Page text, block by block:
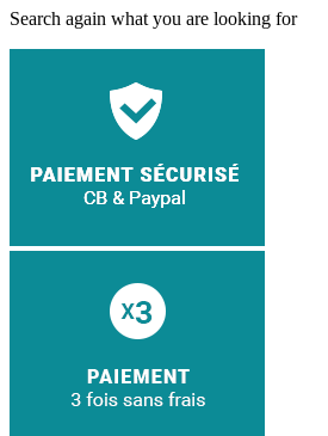
Search again what you are looking for